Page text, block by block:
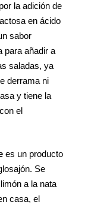
la adición de
en ácido
sabor
para añadir a
saladas, ya
derrama ni
y tiene la
el
es un producto
Se
a la nata
casa, el